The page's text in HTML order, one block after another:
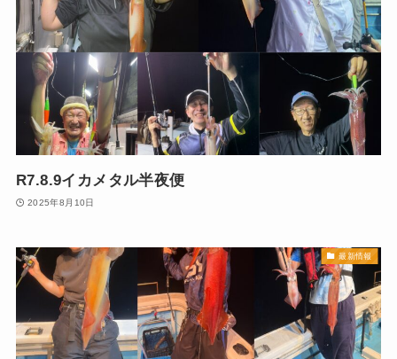
R7.8.9イカメタル半夜便
2025年8月10日
最新情報